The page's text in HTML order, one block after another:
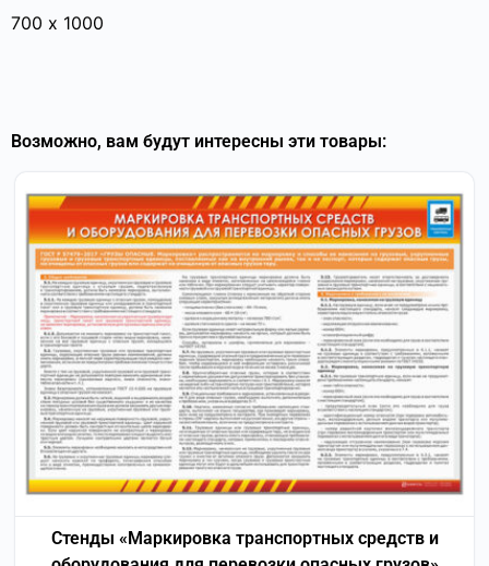
700 х 1000
Возможно, вам будут интересны эти товары:
Стенды «Маркировка транспортных средств и